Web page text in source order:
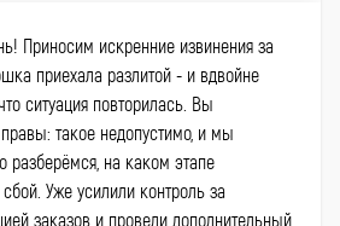
Приносим искренние извинения за
приехала разлитой - и вдвойне
ситуация повторилась. Вы
такое недопустимо, и мы
разберёмся, на каком этапе
Уже усилили контроль за
заказов и провели дополнительный